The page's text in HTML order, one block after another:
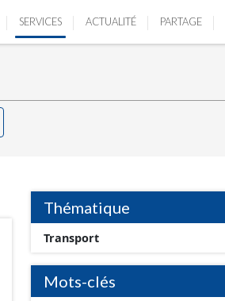
SERVICES ACTUALITÉ PARTAGE
Thématique
Transport
Mots-clés